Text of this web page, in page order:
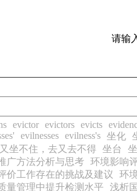
请输
evictor evictors evicts
evilnesses evilness's 坐化
坐不住，去又去不得 坐台
广方法分析与思考 环境影响
价工作存在的挑战及建议
环
量管理中提升检测水平
浅析